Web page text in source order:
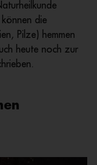
die
Pilze) hemmen
heute noch zur